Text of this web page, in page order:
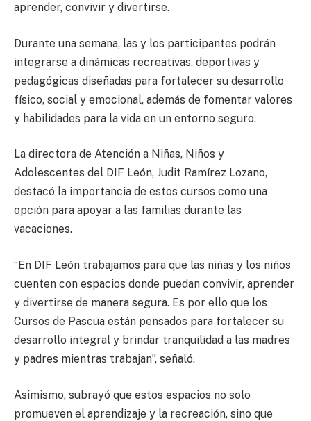
aprender, convivir y divertirse.
Durante una semana, las y los participantes podrán
integrarse a dinámicas recreativas, deportivas y
pedagógicas diseñadas para fortalecer su desarrollo
físico, social y emocional, además de fomentar valores
y habilidades para la vida en un entorno seguro.
La directora de Atención a Niñas, Niños y
Adolescentes del DIF León, Judit Ramírez Lozano,
destacó la importancia de estos cursos como una
opción para apoyar a las familias durante las
vacaciones.
“En DIF León trabajamos para que las niñas y los niños
cuenten con espacios donde puedan convivir, aprender
y divertirse de manera segura. Es por ello que los
Cursos de Pascua están pensados para fortalecer su
desarrollo integral y brindar tranquilidad a las madres
y padres mientras trabajan”, señaló.
Asimismo, subrayó que estos espacios no solo
promueven el aprendizaje y la recreación, sino que